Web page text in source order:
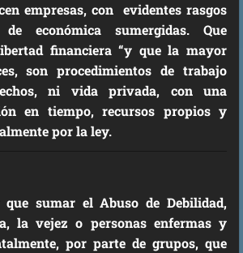
empresas, con evidentes rasgos
económica sumergidas. Que
financiera “y que la mayor
son procedimientos de trabajo
ni vida privada, con una
en tiempo, recursos propios y
por la ley.
sumar el Abuso de Debilidad,
la vejez o personas enfermas y
por parte de grupos, que